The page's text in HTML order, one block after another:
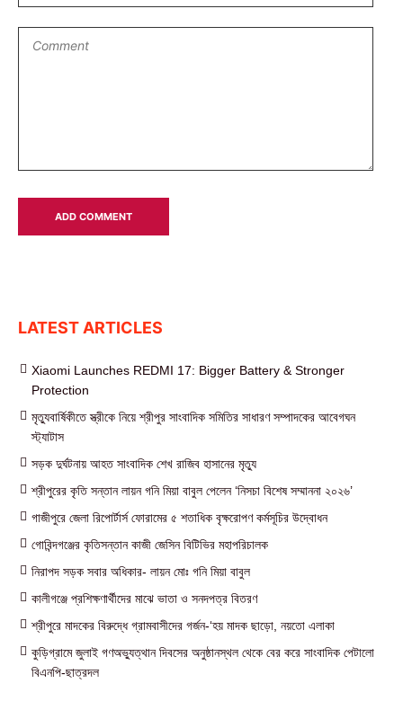
LATEST ARTICLES
Xiaomi Launches REDMI 17: Bigger Battery & Stronger
Protection
মৃত্যুবার্ষিকীতে স্ত্রীকে নিয়ে শ্রীপুর সাংবাদিক সমিতির সাধারণ সম্পাদকের আবেগঘন
স্ট্যাটাস
সড়ক দুর্ঘটনায় আহত সাংবাদিক শেখ রাজিব হাসানের মৃত্যু
শ্রীপুরের কৃতি সন্তান লায়ন গনি মিয়া বাবুল পেলেন ‘নিসচা বিশেষ সম্মাননা ২০২৬’
গাজীপুরে জেলা রিপোর্টার্স ফোরামের ৫ শতাধিক বৃক্ষরোপণ কর্মসূচির উদ্বোধন
গোবিন্দগঞ্জের কৃতিসন্তান কাজী জেসিন বিটিভির মহাপরিচালক
নিরাপদ সড়ক সবার অধিকার- লায়ন মোঃ গনি মিয়া বাবুল
কালীগঞ্জে প্রশিক্ষণার্থীদের মাঝে ভাতা ও সনদপত্র বিতরণ
শ্রীপুরে মাদকের বিরুদ্ধে গ্রামবাসীদের গর্জন-‘হয় মাদক ছাড়ো, নয়তো এলাকা
কুড়িগ্রামে জুলাই গণঅভ্যুত্থান দিবসের অনুষ্ঠানস্থল থেকে বের করে সাংবাদিক পেটালো
বিএনপি-ছাত্রদল